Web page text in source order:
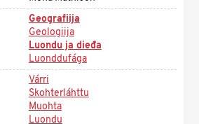
Geografiija
Geologiija
Luondu ja dieđa
Luonddufága
Várri
Skohterláhttu
Muohta
Luondu